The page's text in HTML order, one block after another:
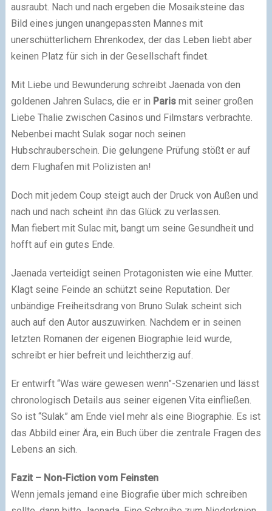
ausraubt. Nach und nach ergeben die Mosaiksteine das
Bild eines jungen unangepassten Mannes mit
unerschütterlichem Ehrenkodex, der das Leben liebt aber
keinen Platz für sich in der Gesellschaft findet.
Mit Liebe und Bewunderung schreibt Jaenada von den
goldenen Jahren Sulacs, die er in Parismit seiner großen
Liebe Thalie zwischen Casinos und Filmstars verbrachte.
Nebenbei macht Sulak sogar noch seinen
Hubschrauberschein. Die gelungene Prüfung stößt er auf
dem Flughafen mit Polizisten an!
Doch mit jedem Coup steigt auch der Druck von Außen und
nach und nach scheint ihn das Glück zu verlassen.
Man fiebert mit Sulac mit, bangt um seine Gesundheit und
hofft auf ein gutes Ende.
Jaenada verteidigt seinen Protagonisten wie eine Mutter.
Klagt seine Feinde an schützt seine Reputation. Der
unbändige Freiheitsdrang von Bruno Sulak scheint sich
auch auf den Autor auszuwirken. Nachdem er in seinen
letzten Romanen der eigenen Biographie leid wurde,
schreibt er hier befreit und leichtherzig auf.
Er entwirft “Was wäre gewesen wenn”-Szenarien und lässt
chronologisch Details aus seiner eigenen Vita einfließen.
So ist “Sulak” am Ende viel mehr als eine Biographie. Es ist
das Abbild einer Ära, ein Buch über die zentrale Fragen des
Lebens an sich.
Fazit – Non-Fiction vom Feinsten
Wenn jemals jemand eine Biografie über mich schreiben